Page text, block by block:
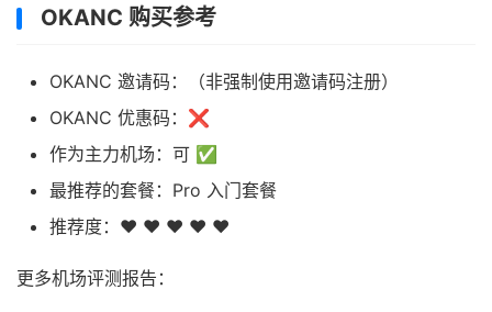
OKANC 购买参考
OKANC 邀请码：（非强制使用邀请码注册）
OKANC 优惠码：❌
作为主力机场：可 ✅
最推荐的套餐：Pro 入门套餐
推荐度：❤ ❤ ❤ ❤ ❤
更多机场评测报告：